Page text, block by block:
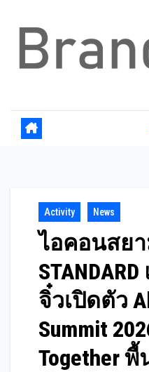
content
Activity News
ไอคอนสยา
จิ๋วเปิดตัว
Summit
Together